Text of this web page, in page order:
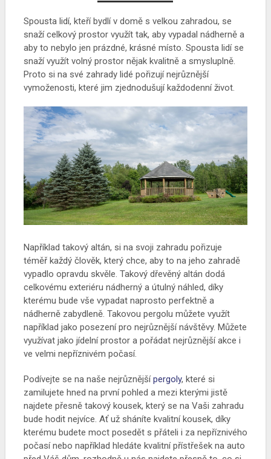
Spousta lidí, kteří bydlí v domě s velkou zahradou, se
snaží celkový prostor využít tak, aby vypadal nádherně a
aby to nebylo jen prázdné, krásné místo. Spousta lidí se
snaží využít volný prostor nějak kvalitně a smysluplně.
Proto si na své zahrady lidé pořizují nejrůznější
vymoženosti, které jim zjednodušují každodenní život.
Například takový altán, si na svoji zahradu pořizuje
téměř každý člověk, který chce, aby to na jeho zahradě
vypadlo opravdu skvěle. Takový dřevěný altán dodá
celkovému exteriéru nádherný a útulný náhled, díky
kterému bude vše vypadat naprosto perfektně a
nádherně zabydleně. Takovou pergolu můžete využít
například jako posezení pro nejrůznější návštěvy. Můžete
využívat jako jídelní prostor a pořádat nejrůznější akce i
ve velmi nepříznivém počasí.
Podívejte se na naše nejrůznějšípergoly, které si
zamilujete hned na první pohled a mezi kterými jistě
najdete přesně takový kousek, který se na Vaši zahradu
bude hodit nejvíce. Ať už sháníte kvalitní kousek, díky
kterému budete moct posedět s přáteli i za nepříznivého
počasí nebo například hledáte kvalitní přístřešek na auto